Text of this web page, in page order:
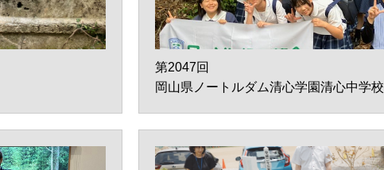
第2047回
岡山県ノートルダム清心学園清心中学校